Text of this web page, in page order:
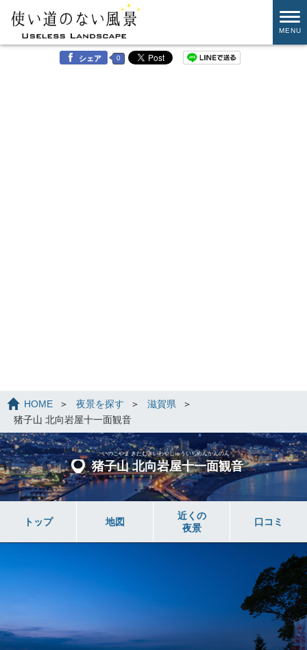
MENU
シェア 0
HOME 夜景を探す
滋賀県
猪子山 北向岩屋十一面観音
猪子山 北向岩屋十一面観音
いのこやま きたむきいわやじゅういちめんかんのん
トップ 地図
近くの
夜景
口コミ